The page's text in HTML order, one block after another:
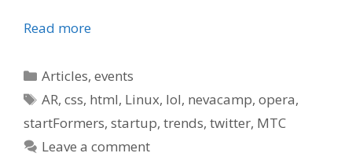
Read more
Categories
Articles,events
Tags
AR,css, html, Linux, lol, nevacamp,opera,
startFormers, startup, trends, twitter, МТС
Leave a comment